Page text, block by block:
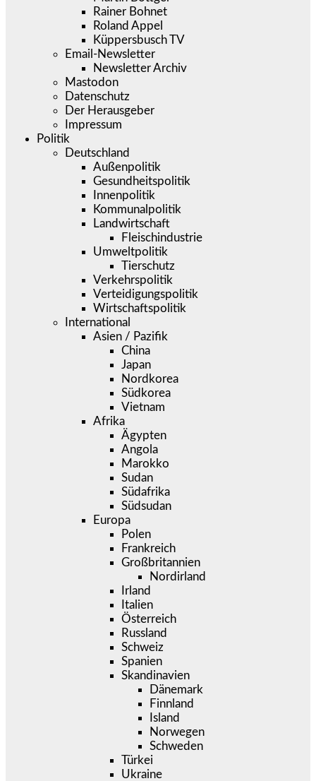
Rainer Bohnet
Roland Appel
Küppersbusch TV
Email-Newsletter
Newsletter Archiv
Mastodon
Datenschutz
Der Herausgeber
Impressum
Politik
Deutschland
Außenpolitik
Gesundheitspolitik
Innenpolitik
Kommunalpolitik
Landwirtschaft
Fleischindustrie
Umweltpolitik
Tierschutz
Verkehrspolitik
Verteidigungspolitik
Wirtschaftspolitik
International
Asien / Pazifik
China
Japan
Nordkorea
Südkorea
Vietnam
Afrika
Ägypten
Angola
Marokko
Sudan
Südafrika
Südsudan
Europa
Polen
Frankreich
Großbritannien
Nordirland
Irland
Italien
Österreich
Russland
Schweiz
Spanien
Skandinavien
Dänemark
Finnland
Island
Norwegen
Schweden
Türkei
Ukraine